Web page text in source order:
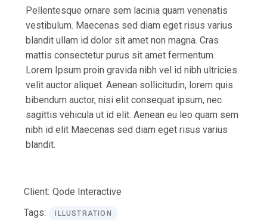
Pellentesque ornare sem lacinia quam venenatis
vestibulum. Maecenas sed diam eget risus varius
blandit ullam id dolor sit amet non magna. Cras
mattis consectetur purus sit amet fermentum.
Lorem Ipsum proin gravida nibh vel id nibh ultricies
velit auctor aliquet. Aenean sollicitudin, lorem quis
bibendum auctor, nisi elit consequat ipsum, nec
sagittis vehicula ut id elit. Aenean eu leo quam sem
nibh id elit Maecenas sed diam eget risus varius
blandit.
Client: Qode Interactive
Tags:
ILLUSTRATION